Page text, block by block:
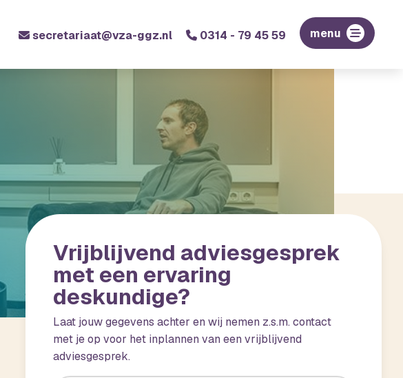
secretariaat@vza-ggz.nl 0314 - 79 45 59 menu
Vrijblijvend adviesgesprek
met een ervaring
deskundige?
Laat jouw gegevens achter en wij nemen z.s.m. contact
met je op voor het inplannen van een vrijblijvend
adviesgesprek.